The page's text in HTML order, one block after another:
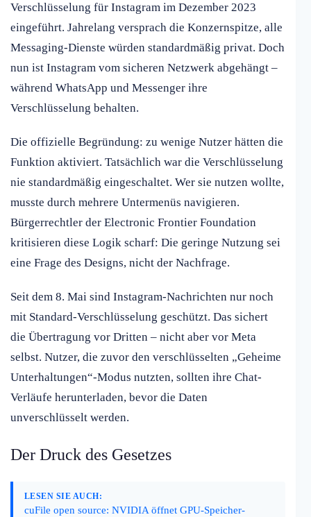
Verschlüsselung für Instagram im Dezember 2023
eingeführt. Jahrelang versprach die Konzernspitze, alle
Messaging-Dienste würden standardmäßig privat. Doch
nun ist Instagram vom sicheren Netzwerk abgehängt –
während WhatsApp und Messenger ihre
Verschlüsselung behalten.
Die offizielle Begründung: zu wenige Nutzer hätten die
Funktion aktiviert. Tatsächlich war die Verschlüsselung
nie standardmäßig eingeschaltet. Wer sie nutzen wollte,
musste durch mehrere Untermenüs navigieren.
Bürgerrechtler der Electronic Frontier Foundation
kritisieren diese Logik scharf: Die geringe Nutzung sei
eine Frage des Designs, nicht der Nachfrage.
Seit dem 8. Mai sind Instagram-Nachrichten nur noch
mit Standard-Verschlüsselung geschützt. Das sichert
die Übertragung vor Dritten – nicht aber vor Meta
selbst. Nutzer, die zuvor den verschlüsselten „Geheime
Unterhaltungen“-Modus nutzten, sollten ihre Chat-
Verläufe herunterladen, bevor die Daten
unverschlüsselt werden.
Der Druck des Gesetzes
LESEN SIE AUCH:
cuFile open source: NVIDIA öffnet GPU-Speicher-